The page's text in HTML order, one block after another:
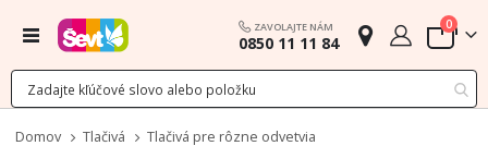
Menu ZAVOLAJTE NÁM
0850 11 11 84 Cart
0
Domov Tlačivá Tlačivá pre rôzne odvetvia